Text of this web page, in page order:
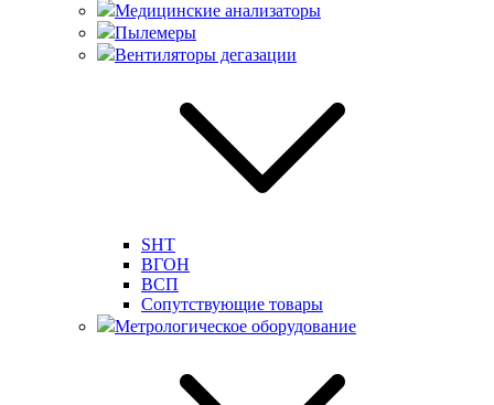
Медицинские анализаторы
Пылемеры
Вентиляторы дегазации
SHT
ВГОН
ВСП
Сопутствующие товары
Метрологическое оборудование